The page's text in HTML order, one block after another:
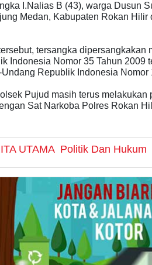
I.Nalias B (43), warga Dusun
Medan, Kabupaten Rokan
tersangka dipersangkakan
Indonesia Nomor 35 Tahun 2009
Republik Indonesia Nomor
Pujud masih terus melakukan
Sat Narkoba Polres Rokan
UTAMA Politik Dan Hukum